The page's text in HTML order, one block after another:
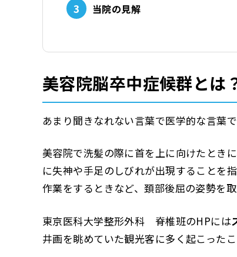
3 当院の見解
美容院脳卒中症候群とは
あまり聞きなれない言葉で医学的な言葉で
美容院で洗髪の際に首を上に向けたとき
に失神や手足のしびれが出現することを
作業をするときなど、頚部後屈の姿勢を
東京医科大学整形外科 脊椎班のHPには
井画を眺めていた観光客に多く起こった